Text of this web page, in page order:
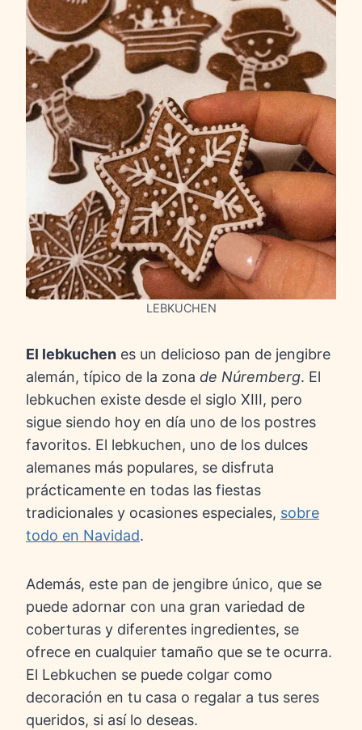
LEBKUCHEN
El lebkuchen es un delicioso pan de jengibre
alemán, típico de la zona de Núremberg. El
lebkuchen existe desde el siglo XIII, pero
sigue siendo hoy en día uno de los postres
favoritos. El lebkuchen, uno de los dulces
alemanes más populares, se disfruta
prácticamente en todas las fiestas
tradicionales y ocasiones especiales, sobre
todo en Navidad.
Además, este pan de jengibre único, que se
puede adornar con una gran variedad de
coberturas y diferentes ingredientes, se
ofrece en cualquier tamaño que se te ocurra.
El Lebkuchen se puede colgar como
decoración en tu casa o regalar a tus seres
queridos, si así lo deseas.